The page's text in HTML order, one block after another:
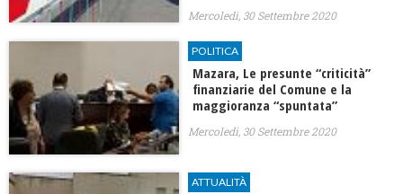
Mercoledì, 30 Settembre 2020
POLITICA
Mazara, Le presunte “criticità”
finanziarie del Comune e la
maggioranza “spuntata”
Mercoledì, 30 Settembre 2020
ATTUALITÀ